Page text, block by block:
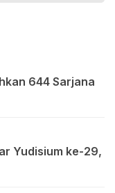
644 Sarjana
Yudisium ke-29,